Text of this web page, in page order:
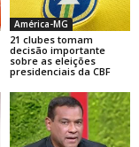
América-MG
21 clubes tomam
decisão importante
sobre as eleições
presidenciais da CBF